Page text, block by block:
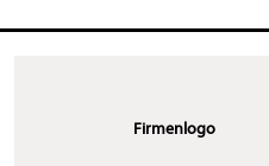
Firmenlogo